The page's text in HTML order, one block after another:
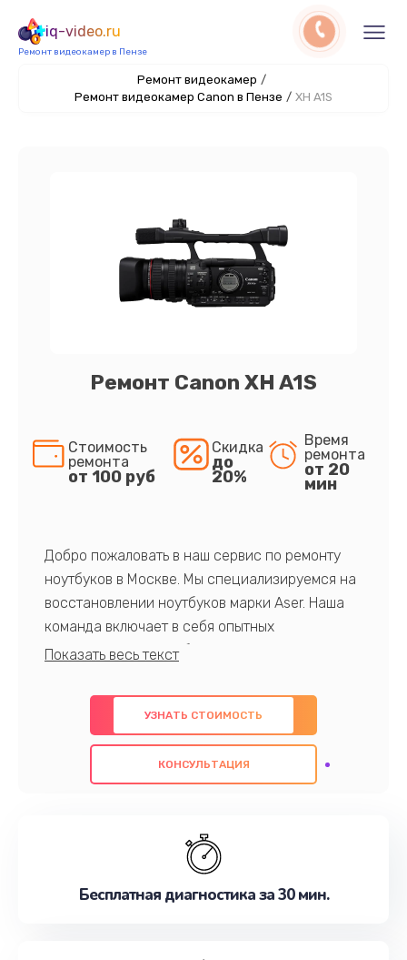
iq-video.ru
Ремонт видеокамер в Пензе
Ремонт видеокамер /
Ремонт видеокамер Canon в Пензе / XH A1S
Ремонт Canon XH A1S
Стоимость
ремонта
от 100 руб
Скидка
до
20%
Время
ремонта
от 20
мин
Добро пожаловать в наш сервис по ремонту
ноутбуков в Москве. Мы специализируемся на
восстановлении ноутбуков марки Aser. Наша
команда включает в себя опытных
профессионалов с обширными знаниями и
предлагаем быстрый и качественный ремонт с
использованием оригинальных компонентов, а
также гарантируем качество всех
проведенных работ. Наша цель - предоставить
наилучшим образом. Не медлите записаться на
УЗНАТЬ СТОИМОСТЬ
КОНСУЛЬТАЦИЯ
Бесплатная диагностика за 30 мин.